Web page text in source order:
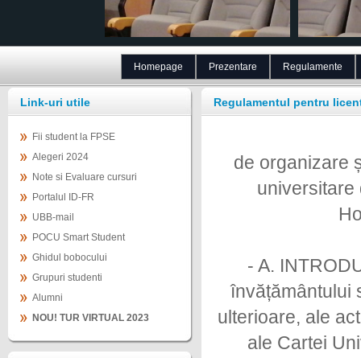
Homepage Prezentare Regulamente
Link-uri utile
Fii student la FPSE
Alegeri 2024
Note si Evaluare cursuri
Portalul ID-FR
UBB-mail
POCU Smart Student
Ghidul bobocului
Grupuri studenti
Alumni
NOU! TUR VIRTUAL 2023
Regulamentul pentru
de organizare
universitare
- A.
învățământului
ulterioare, ale
ale Cartei